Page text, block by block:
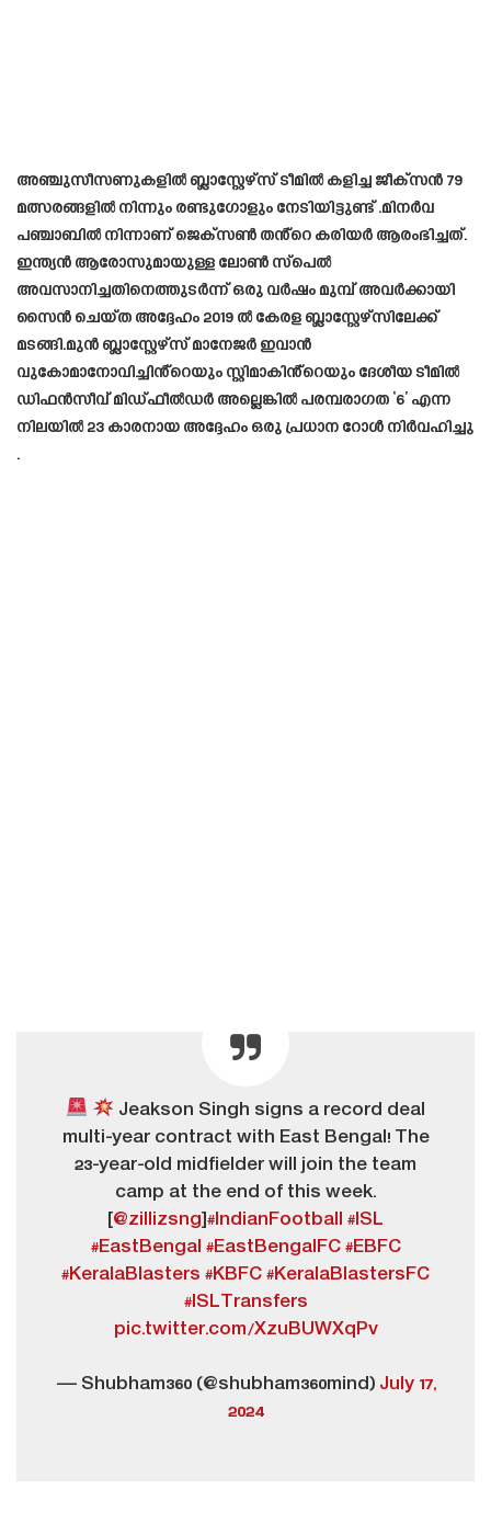
അഞ്ചുസീസണുകളില്‍ ബ്ലാസ്റ്റേഴ്‌സ് ടീമില്‍ കളിച്ച ജീക്സന്‍ 79
മത്സരങ്ങളില്‍ നിന്നും രണ്ടുഗോളും നേടിയിട്ടുണ്ട് .മിനർവ
പഞ്ചാബിൽ നിന്നാണ് ജെക്‌സൺ തൻ്റെ കരിയർ ആരംഭിച്ചത്.
ഇന്ത്യൻ ആരോസുമായുള്ള ലോൺ സ്പെൽ
അവസാനിച്ചതിനെത്തുടർന്ന് ഒരു വർഷം മുമ്പ് അവർക്കായി
സൈൻ ചെയ്ത അദ്ദേഹം 2019 ൽ കേരള ബ്ലാസ്റ്റേഴ്സിലേക്ക്
മടങ്ങി.മുൻ ബ്ലാസ്റ്റേഴ്‌സ് മാനേജർ ഇവാൻ
വുകോമാനോവിച്ചിൻ്റെയും സ്റ്റിമാകിൻ്റെയും ദേശീയ ടീമിൽ
ഡിഫൻസീവ് മിഡ്‌ഫീൽഡർ അല്ലെങ്കിൽ പരമ്പരാഗത ‘6’ എന്ന
നിലയിൽ 23 കാരനായ അദ്ദേഹം ഒരു പ്രധാന റോൾ നിർവഹിച്ചു
.
Jeakson Singh signs a record deal
multi-year contract with East Bengal! The
23-year-old midfielder will join the team
camp at the end of this week.
[@zillizsng]#IndianFootball
#ISL
#EastBengal #EastBengalFC #EBFC
#KeralaBlasters #KBFC #KeralaBlastersFC
#ISLTransfers
pic.twitter.com/XzuBUWXqPv
— Shubham360 (@shubham360mind) July 17,
2024